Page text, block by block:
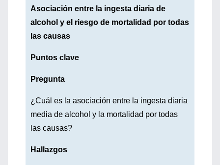
Asociación entre la ingesta diaria de
alcohol y el riesgo de mortalidad por todas
las causas
Puntos clave
Pregunta
¿Cuál es la asociación entre la ingesta diaria
media de alcohol y la mortalidad por todas
las causas?
Hallazgos